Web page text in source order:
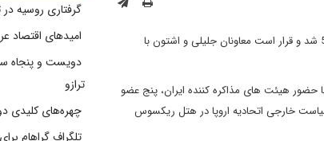
نوبت چهارم مذاکرات ایران و گروه 1+5 در آلماتی قزاقستان پایان یافت و اشتون خواستار زمان برای مشورت با 1+5 شد و قرار است معاونان جلیلی و اشتون با
صبح و عصر با حضور هیئت های مذاکره کننده ایران، پنج عضو
خارجی اتحادیه اروپا در هتل ریکسوس
گرفتاری روسیه در
امیدهای اقتصاد
دویست و پنجاه
ترازو
چهره‌های کلیدی
تلگراف گراهام